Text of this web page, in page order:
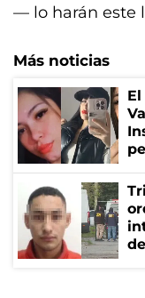
— lo harán este
Más noticias